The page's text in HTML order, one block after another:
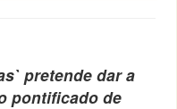
pretende dar a
pontificado de